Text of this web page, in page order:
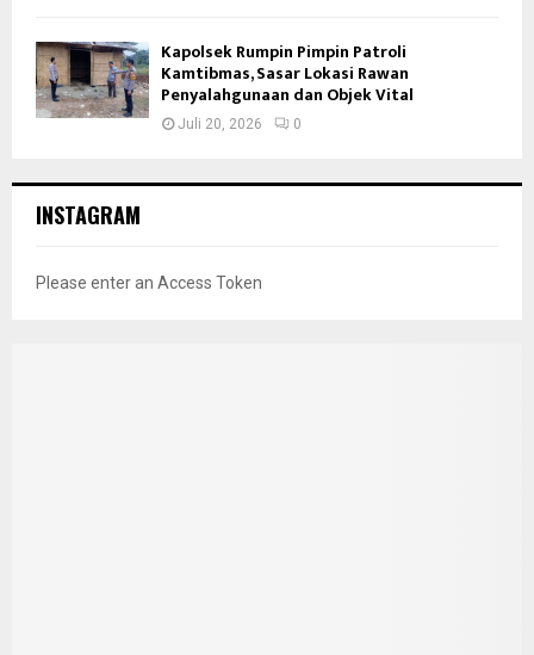
Kapolsek Rumpin Pimpin Patroli
Kamtibmas, Sasar Lokasi Rawan
Penyalahgunaan dan Objek Vital
Juli 20, 2026 0
INSTAGRAM
Please enter an Access Token